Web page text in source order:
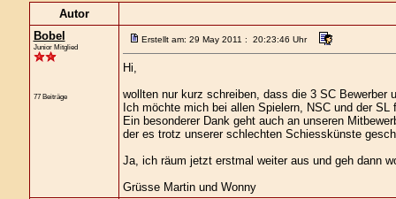
Autor
Bobel
Junior Mitglied
77 Beiträge
Erstellt am: 29 May 2011 : 20:23:46 Uhr
Hi,
wollten nur kurz schreiben, dass die 3 SC Bewerber
Ich möchte mich bei allen Spielern, NSC und der SL
Ein besonderer Dank geht auch an unseren
der es trotz unserer schlechten Schiesskünste
Ja, ich räum jetzt erstmal weiter aus und geh dann
Grüsse Martin und Wonny